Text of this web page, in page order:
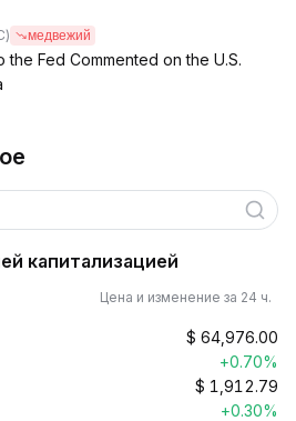
медвежий
the Fed Commented on the U.S.
капитализацией
Цена и изменение за 24 ч.
$ 64,976.00
+0.70%
$ 1,912.79
+0.30%